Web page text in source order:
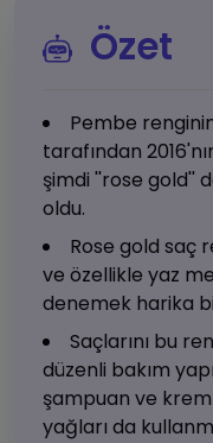
Özet
Pembe
tarafından
şimdi ''rose gold''
oldu.
Rose gold saç
ve özellikle yaz
denemek harika
Saçlarını bu
düzenli bakım
şampuan ve krem
yağları da